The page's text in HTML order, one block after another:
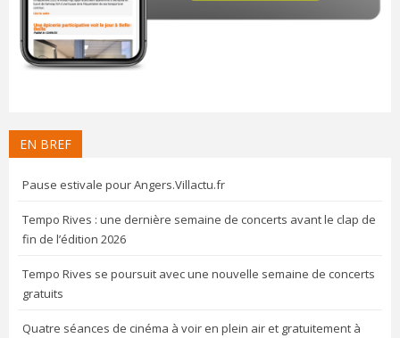
EN BREF
Pause estivale pour Angers.Villactu.fr
Tempo Rives : une dernière semaine de concerts avant le clap de
fin de l’édition 2026
Tempo Rives se poursuit avec une nouvelle semaine de concerts
gratuits
Quatre séances de cinéma à voir en plein air et gratuitement à